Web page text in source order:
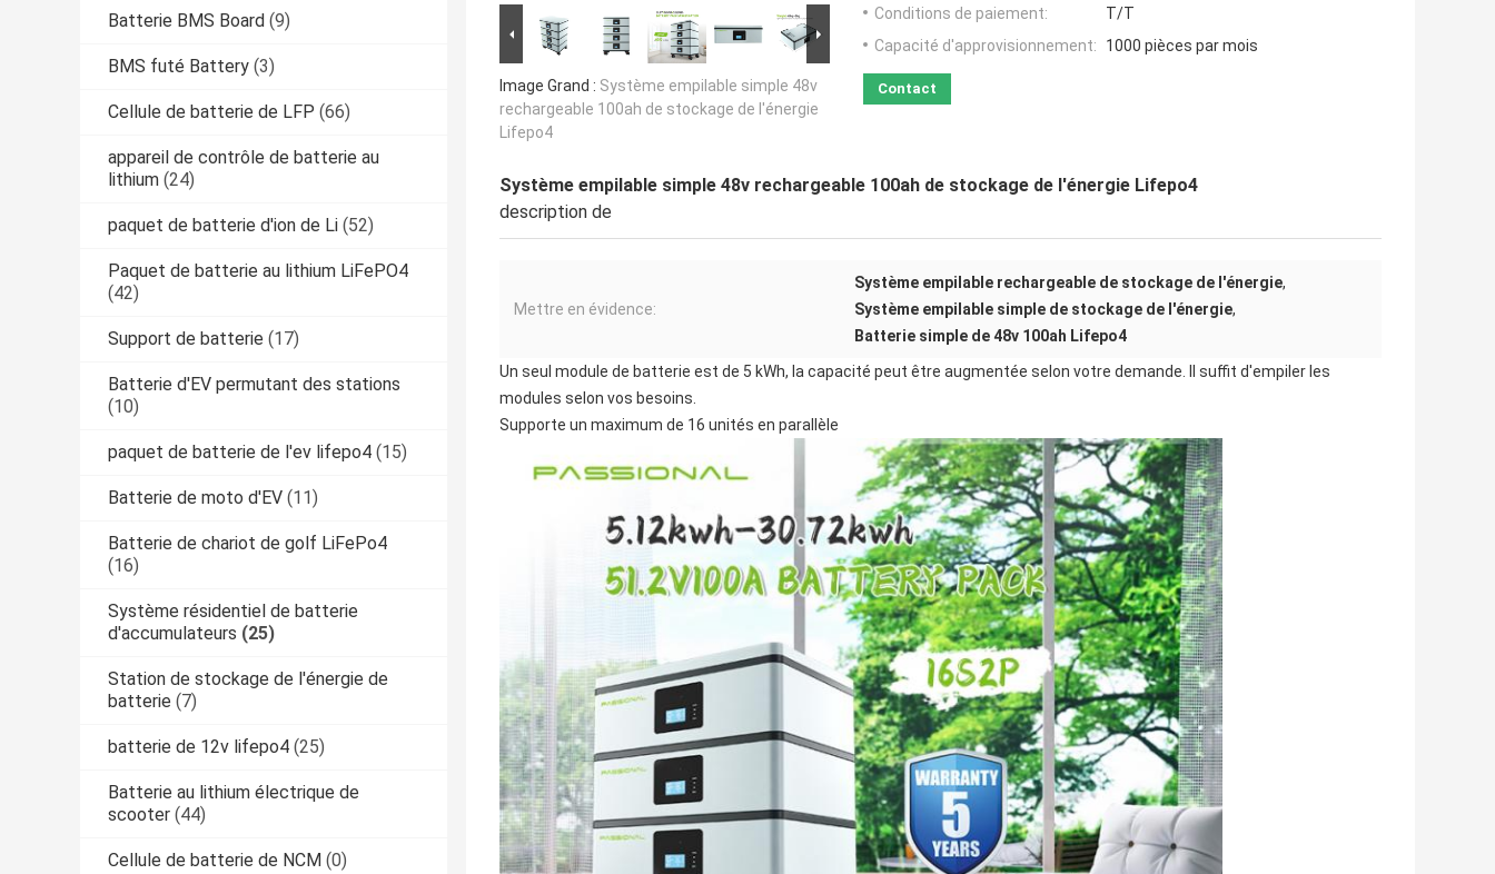
Batterie BMS Board (9)
BMS futé Battery (3)
Cellule de batterie de LFP (66)
appareil de contrôle de batterie au
lithium (24)
paquet de batterie d'ion de Li (52)
Paquet de batterie au lithium LiFePO4
(42)
Support de batterie (17)
Batterie d'EV permutant des stations
(10)
paquet de batterie de l'ev lifepo4 (15)
Batterie de moto d'EV (11)
Batterie de chariot de golf LiFePo4
(16)
Système résidentiel de batterie
d'accumulateurs (25)
Station de stockage de l'énergie de
batterie (7)
batterie de 12v lifepo4 (25)
Batterie au lithium électrique de
scooter (44)
Cellule de batterie de NCM (0)
Image Grand : Système empilable simple 48v
rechargeable 100ah de stockage de l'énergie
Lifepo4
Conditions de paiement:
T/T
Capacité d'approvisionnement:
1000 pièces par mois
Contact
Système empilable simple 48v rechargeable 100ah de stockage de l'énergie Lifepo4
description de
Mettre en évidence:
Système empilable rechargeable de stockage de l'énergie,
Système empilable simple de stockage de l'énergie,
Batterie simple de 48v 100ah Lifepo4
Un seul module de batterie est de 5 kWh, la capacité peut être augmentée selon votre demande. Il suffit d'empiler les
modules selon vos besoins.
Supporte un maximum de 16 unités en parallèle